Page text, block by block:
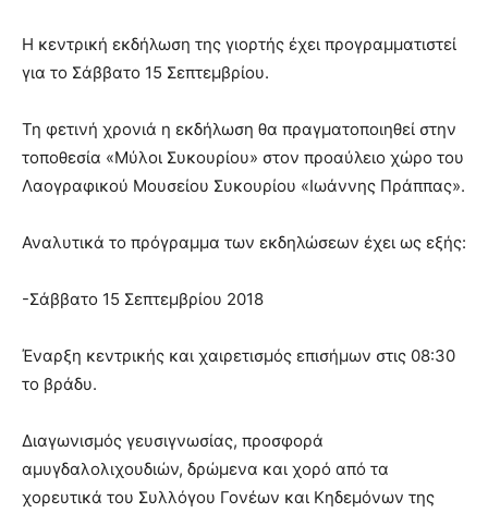
Η κεντρική εκδήλωση της γιορτής έχει προγραμματιστεί
για το Σάββατο 15 Σεπτεμβρίου.
Τη φετινή χρονιά η εκδήλωση θα πραγματοποιηθεί στην
τοποθεσία «Μύλοι Συκουρίου» στον προαύλειο χώρο του
Λαογραφικού Μουσείου Συκουρίου «Ιωάννης Πράππας».
Αναλυτικά το πρόγραμμα των εκδηλώσεων έχει ως εξής:
-Σάββατο 15 Σεπτεμβρίου 2018
Έναρξη κεντρικής και χαιρετισμός επισήμων στις 08:30
το βράδυ.
Διαγωνισμός γευσιγνωσίας, προσφορά
αμυγδαλολιχουδιών, δρώμενα και χορό από τα
χορευτικά του Συλλόγου Γονέων και Κηδεμόνων της